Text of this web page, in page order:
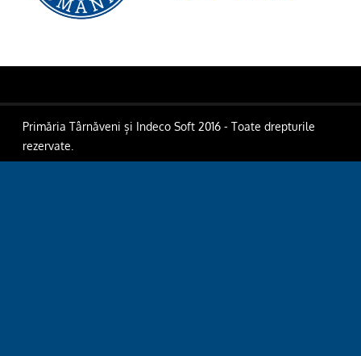
Primăria Târnăveni și Indeco Soft 2016 - Toate drepturile
rezervate.